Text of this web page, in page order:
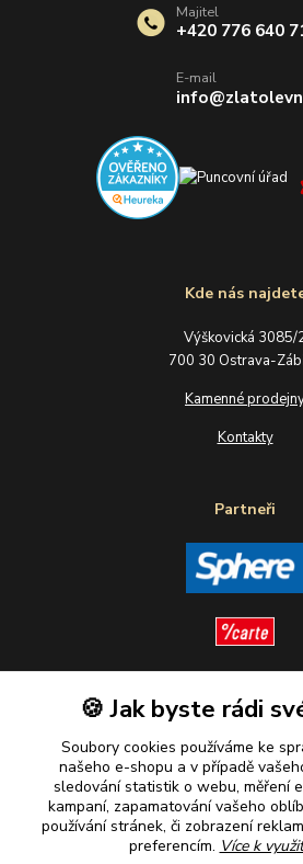
Kde nás
Výškovická 3085/
700 30 Ostrava-
Kamenné
Kontakty
Partneři
Sledujte nás
Plaťte u nás
Majitel
+420 776 640
E-mail
🍪 Jak byste rádi
Soubory cookies používáme ke
našeho e-shopu a v případě
sledování statistik o webu, měření
kampaní, zapamatování vašeho
používání stránek, či zobrazení
preferencím. Více k